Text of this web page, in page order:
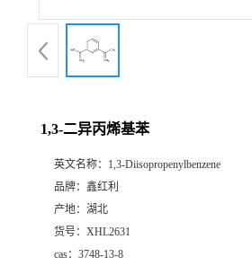
1,3-二异丙烯基苯
英文名称： 1,3-Diisopropenylbenzene
品牌： 鑫红利
产地： 湖北
货号： XHL2631
cas： 3748-13-8